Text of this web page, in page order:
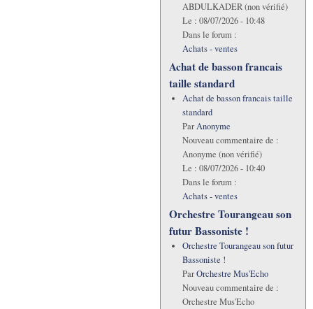
ABDULKADER (non vérifié)
Le : 08/07/2026 - 10:48
Dans le forum :
Achats - ventes
Achat de basson francais
taille standard
Achat de basson francais taille
standard
ParAnonyme
Nouveau commentaire de :
Anonyme (non vérifié)
Le : 08/07/2026 - 10:40
Dans le forum :
Achats - ventes
Orchestre Tourangeau son
futur Bassoniste !
Orchestre Tourangeau son futur
Bassoniste !
ParOrchestre Mus'Echo
Nouveau commentaire de :
Orchestre Mus'Echo